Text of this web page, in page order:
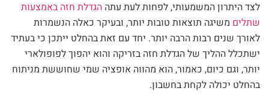
לצד היתרון המשמעותי, לפחות לעת עתה הגדלת חזה באמצעות
שתלים משיגה תוצאות טובות יותר, ובעיקר כאלה הנשמרות
לאורך שנים רבות הרבה יותר. יחד עם זאת בהחלט ייתכן כי בעתיד
ישתכלל ההליך של הגדלת חזה בזריקה והוא יהפוך לפופולארי
יותר, וגם כיום, כאמור, הוא מהווה אופציה שמי שחוששת מניתוח
בהחלט יכולה לקחת בחשבון.